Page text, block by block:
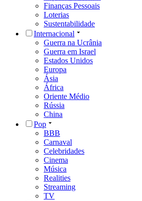
Finanças Pessoais
Loterias
Sustentabilidade
Internacional
Guerra na Ucrânia
Guerra em Israel
Estados Unidos
Europa
Ásia
África
Oriente Médio
Rússia
China
Pop
BBB
Carnaval
Celebridades
Cinema
Música
Realities
Streaming
TV